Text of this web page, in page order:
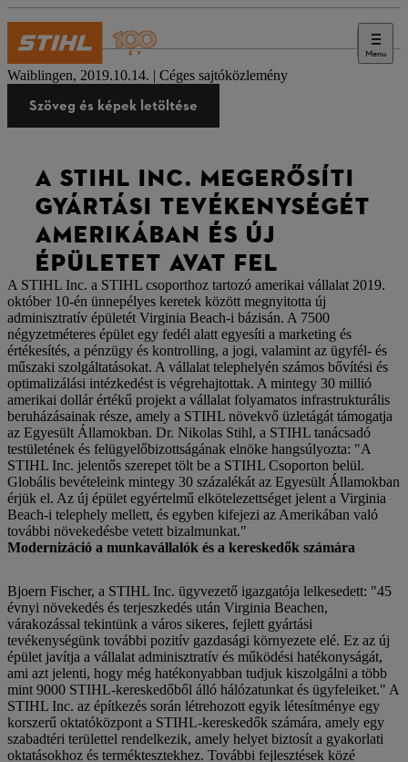
Menu
Sajtó
Waiblingen, 2019.10.14. | Céges sajtóközlemény
Szöveg és képek letöltése
A STIHL INC. MEGERŐSÍTI
GYÁRTÁSI TEVÉKENYSÉGÉT
AMERIKÁBAN ÉS ÚJ
ÉPÜLETET AVAT FEL
A STIHL Inc. a STIHL csoporthoz tartozó amerikai vállalat 2019.
október 10-én ünnepélyes keretek között megnyitotta új
adminisztratív épületét Virginia Beach-i bázisán. A 7500
négyzetméteres épület egy fedél alatt egyesíti a marketing és
értékesítés, a pénzügy és kontrolling, a jogi, valamint az ügyfél- és
műszaki szolgáltatásokat. A vállalat telephelyén számos bővítési és
optimalizálási intézkedést is végrehajtottak. A mintegy 30 millió
amerikai dollár értékű projekt a vállalat folyamatos infrastrukturális
beruházásainak része, amely a STIHL növekvő üzletágát támogatja
az Egyesült Államokban. Dr. Nikolas Stihl, a STIHL tanácsadó
testületének és felügyelőbizottságának elnöke hangsúlyozta: "A
STIHL Inc. jelentős szerepet tölt be a STIHL Csoporton belül.
Globális bevételeink mintegy 30 százalékát az Egyesült Államokban
érjük el. Az új épület egyértelmű elkötelezettséget jelent a Virginia
Beach-i telephely mellett, és egyben kifejezi az Amerikában való
további növekedésbe vetett bizalmunkat."
Modernizáció a munkavállalók és a kereskedők számára
Bjoern Fischer, a STIHL Inc. ügyvezető igazgatója lelkesedett: "45
évnyi növekedés és terjeszkedés után Virginia Beachen,
várakozással tekintünk a város sikeres, fejlett gyártási
tevékenységünk további pozitív gazdasági környezete elé. Ez az új
épület javítja a vállalat adminisztratív és működési hatékonyságát,
ami azt jelenti, hogy még hatékonyabban tudjuk kiszolgálni a több
mint 9000 STIHL-kereskedőből álló hálózatunkat és ügyfeleiket." A
STIHL Inc. az építkezés során létrehozott egyik létesítménye egy
korszerű oktatóközpont a STIHL-kereskedők számára, amely egy
szabadtéri területtel rendelkezik, amely helyet biztosít a gyakorlati
oktatásokhoz és terméktesztekhez. További fejlesztések közé